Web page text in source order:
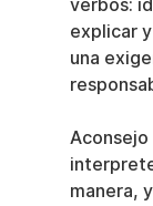
verbos:
explicar
una
manera,